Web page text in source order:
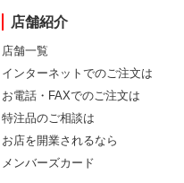
店舗紹介
店舗一覧
インターネットでのご注文は
お電話・FAXでのご注文は
特注品のご相談は
お店を開業されるなら
メンバーズカード